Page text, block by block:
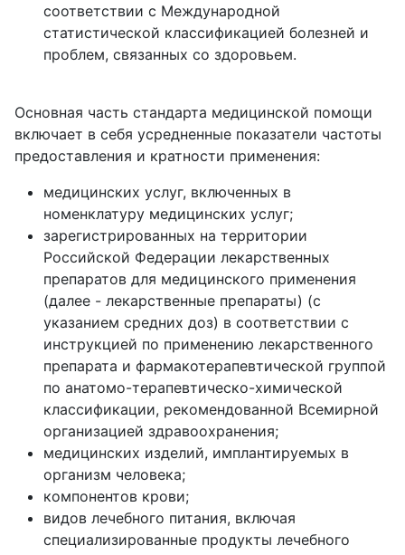
соответствии с Международной
статистической классификацией болезней и
проблем, связанных со здоровьем.
Основная часть стандарта медицинской помощи
включает в себя усредненные показатели частоты
предоставления и кратности применения:
медицинских услуг, включенных в
номенклатуру медицинских услуг;
зарегистрированных на территории
Российской Федерации лекарственных
препаратов для медицинского применения
(далее - лекарственные препараты) (с
указанием средних доз) в соответствии с
инструкцией по применению лекарственного
препарата и фармакотерапевтической группой
по анатомо-терапевтическо-химической
классификации, рекомендованной Всемирной
организацией здравоохранения;
медицинских изделий, имплантируемых в
организм человека;
компонентов крови;
видов лечебного питания, включая
специализированные продукты лечебного